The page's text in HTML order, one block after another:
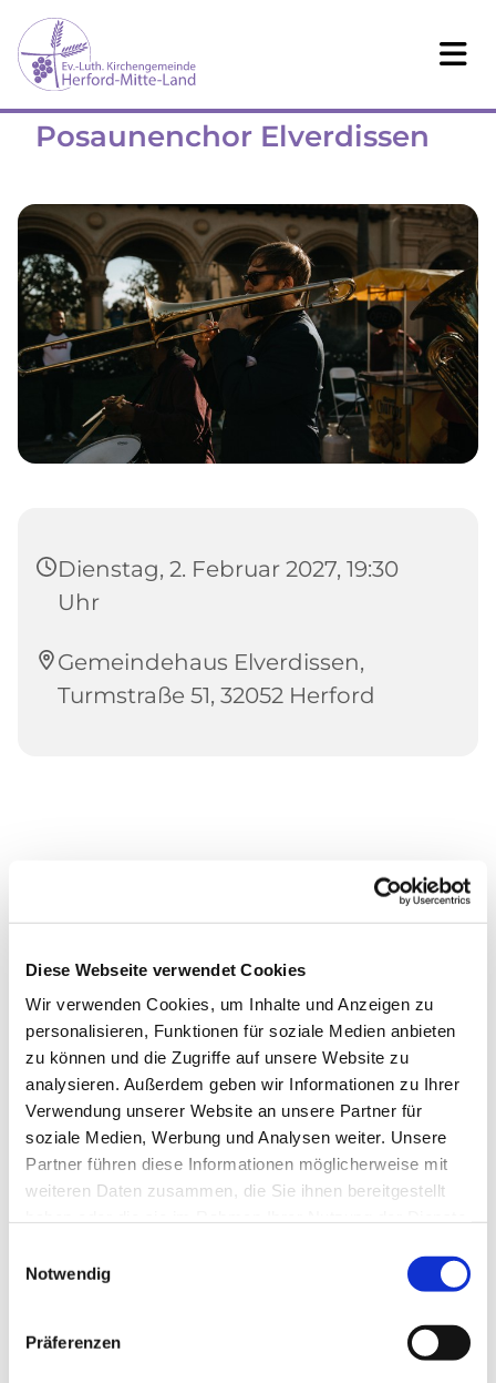
Diese Webseite verwendet Cookies
Wir verwenden Cookies, um Inhalte und Anzeigen zu
personalisieren, Funktionen für soziale Medien anbieten
zu können und die Zugriffe auf unsere Website zu
analysieren. Außerdem geben wir Informationen zu Ihrer
Verwendung unserer Website an unsere Partner für
soziale Medien, Werbung und Analysen weiter. Unsere
Partner führen diese Informationen möglicherweise mit
weiteren Daten zusammen, die Sie ihnen bereitgestellt
Notwendig
Präferenzen
Posaunenchor Elverdissen
Dienstag, 2. Februar 2027, 19:30
Uhr
Gemeindehaus Elverdissen,
Turmstraße 51, 32052 Herford
Dies könnte Sie auch